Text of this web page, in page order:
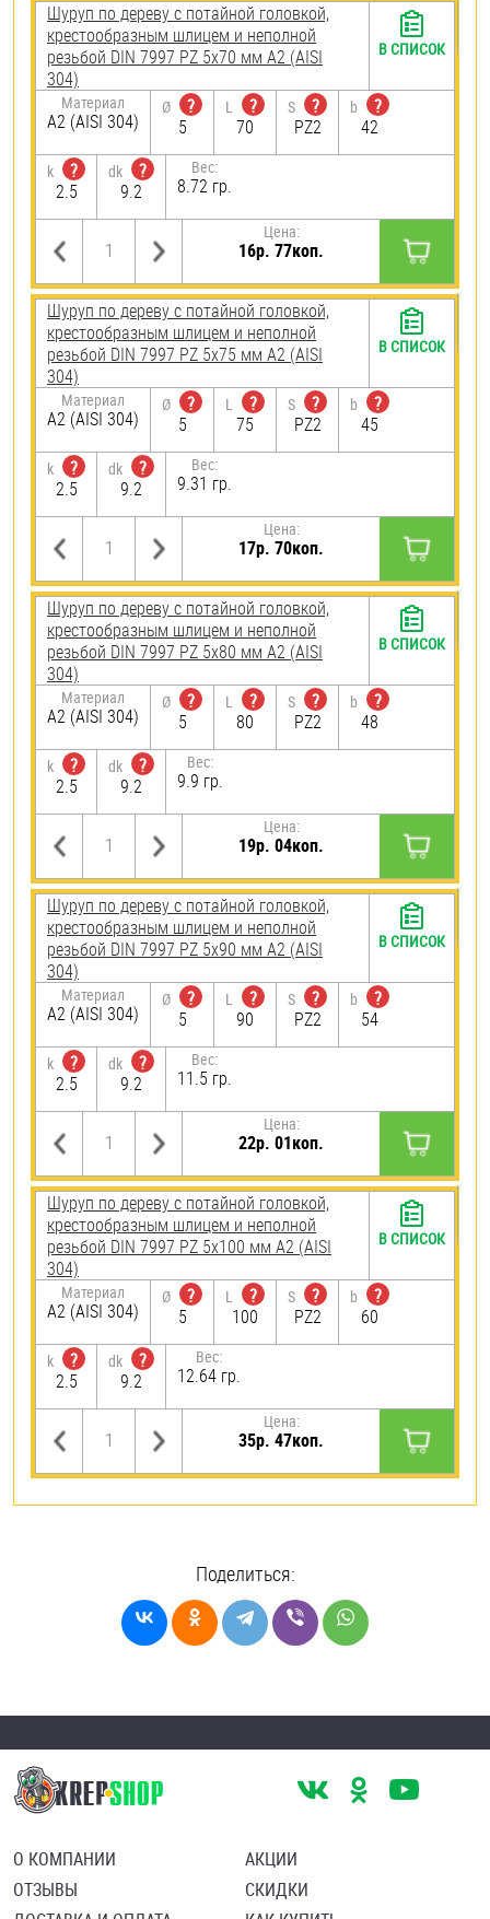
Шуруп по дереву с потайной головкой,
крестообразным шлицем и неполной
резьбой DIN 7997 PZ 5х70 мм А2 (AISI
304)
Материал
А2 (AISI 304)
Ø
?
5
L
?
70
S
?
PZ2
b
?
42
k
?
2.5
dk
?
9.2
Вес:
8.72 гр.
Цена:
16р. 77коп.
В СПИСОК
Шуруп по дереву с потайной головкой,
крестообразным шлицем и неполной
резьбой DIN 7997 PZ 5х75 мм А2 (AISI
304)
Материал
А2 (AISI 304)
Ø
?
5
L
?
75
S
?
PZ2
b
?
45
k
?
2.5
dk
?
9.2
Вес:
9.31 гр.
Цена:
17р. 70коп.
В СПИСОК
Шуруп по дереву с потайной головкой,
крестообразным шлицем и неполной
резьбой DIN 7997 PZ 5х80 мм А2 (AISI
304)
Материал
А2 (AISI 304)
Ø
?
5
L
?
80
S
?
PZ2
b
?
48
k
?
2.5
dk
?
9.2
Вес:
9.9 гр.
Цена:
19р. 04коп.
В СПИСОК
Шуруп по дереву с потайной головкой,
крестообразным шлицем и неполной
резьбой DIN 7997 PZ 5х90 мм А2 (AISI
304)
Материал
А2 (AISI 304)
Ø
?
5
L
?
90
S
?
PZ2
b
?
54
k
?
2.5
dk
?
9.2
Вес:
11.5 гр.
Цена:
22р. 01коп.
В СПИСОК
Шуруп по дереву с потайной головкой,
крестообразным шлицем и неполной
резьбой DIN 7997 PZ 5х100 мм А2 (AISI
304)
Материал
А2 (AISI 304)
Ø
?
5
L
?
100
S
?
PZ2
b
?
60
k
?
2.5
dk
?
9.2
Вес:
12.64 гр.
Цена:
35р. 47коп.
В СПИСОК
Поделиться:
О КОМПАНИИ
ОТЗЫВЫ
АКЦИИ
СКИДКИ